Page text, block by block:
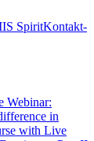
SpiritKontakt-
Webinar:
in
with Live